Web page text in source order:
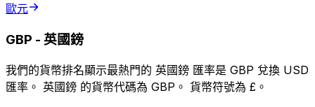
歐元
GBP - 英國鎊
我們的貨幣排名顯示最熱門的 英國鎊 匯率是 GBP 兌換 USD
匯率。 英國鎊 的貨幣代碼為 GBP。 貨幣符號為 £。